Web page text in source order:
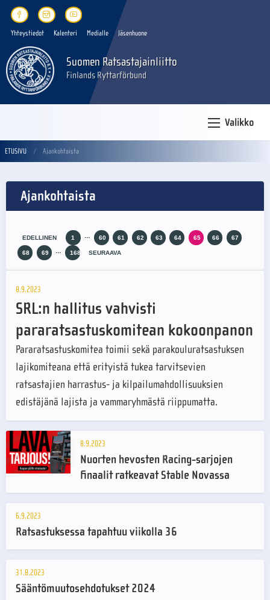
Yhteystiedot Kalenteri Medialle Jäsenhuone
Suomen Ratsastajainliitto
Finlands Ryttarförbund
Valikko
ETUSIVU Ajankohtaista
Ajankohtaista
EDELLINEN 1 60 61 62 63 64 65 66 67
68 69 168 SEURAAVA
8.9.2023
SRL:n hallitus vahvisti
pararatsastuskomitean kokoonpanon
Pararatsastuskomitea toimii sekä parakouluratsastuksen
lajikomiteana että erityistä tukea tarvitsevien
ratsastajien harrastus- ja kilpailumahdollisuuksien
edistäjänä lajista ja vammaryhmästä riippumatta.
8.9.2023
Nuorten hevosten Racing-sarjojen
finaalit ratkeavat Stable Novassa
6.9.2023
Ratsastuksessa tapahtuu viikolla 36
31.8.2023
Sääntömuutosehdotukset 2024